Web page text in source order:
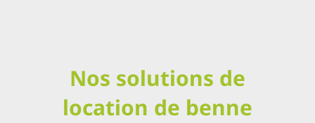
Nos solutions de
location de benne